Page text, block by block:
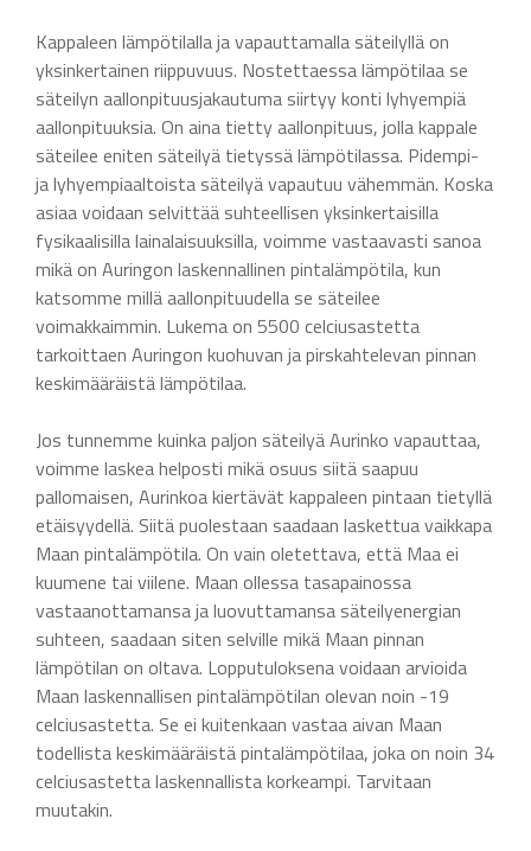
Kappaleen lämpötilalla ja vapauttamalla säteilyllä on
yksinkertainen riippuvuus. Nostettaessa lämpötilaa se
säteilyn aallonpituusjakautuma siirtyy konti lyhyempiä
aallonpituuksia. On aina tietty aallonpituus, jolla kappale
säteilee eniten säteilyä tietyssä lämpötilassa. Pidempi-
ja lyhyempiaaltoista säteilyä vapautuu vähemmän. Koska
asiaa voidaan selvittää suhteellisen yksinkertaisilla
fysikaalisilla lainalaisuuksilla, voimme vastaavasti sanoa
mikä on Auringon laskennallinen pintalämpötila, kun
katsomme millä aallonpituudella se säteilee
voimakkaimmin. Lukema on 5500 celciusastetta
tarkoittaen Auringon kuohuvan ja pirskahtelevan pinnan
keskimääräistä lämpötilaa.
Jos tunnemme kuinka paljon säteilyä Aurinko vapauttaa,
voimme laskea helposti mikä osuus siitä saapuu
pallomaisen, Aurinkoa kiertävät kappaleen pintaan tietyllä
etäisyydellä. Siitä puolestaan saadaan laskettua vaikkapa
Maan pintalämpötila. On vain oletettava, että Maa ei
kuumene tai viilene. Maan ollessa tasapainossa
vastaanottamansa ja luovuttamansa säteilyenergian
suhteen, saadaan siten selville mikä Maan pinnan
lämpötilan on oltava. Lopputuloksena voidaan arvioida
Maan laskennallisen pintalämpötilan olevan noin -19
celciusastetta. Se ei kuitenkaan vastaa aivan Maan
todellista keskimääräistä pintalämpötilaa, joka on noin 34
celciusastetta laskennallista korkeampi. Tarvitaan
muutakin.